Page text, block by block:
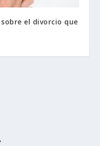
el divorcio que